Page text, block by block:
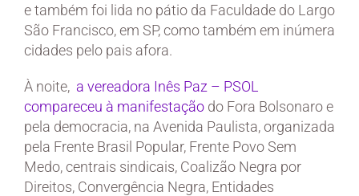
e também foi lida no pátio da Faculdade do Largo
São Francisco, em SP, como também em inúmera
cidades pelo pais afora.
À noite, a vereadora Inês Paz – PSOL
compareceu à manifestação do Fora Bolsonaro e
pela democracia, na Avenida Paulista, organizada
pela Frente Brasil Popular, Frente Povo Sem
Medo, centrais sindicais, Coalizão Negra por
Direitos, Convergência Negra, Entidades